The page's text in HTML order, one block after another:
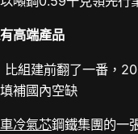
高端產品
組建前翻了一番，
補國內空缺
冷氣芯鋼鐵集團的一